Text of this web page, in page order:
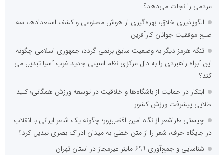
مردمی را نجات می‌دهد؟
الگوپذیری خلاق، بهره‌گیری از هوش مصنوعی و کشف استعدادها، سه
ضلع موفقیت جوانان کارآفرین
تنگه هرمز دیگر به وضعیت سابق برنمی گردد؛ جمهوری اسلامی چگونه
این آبراه راهبردی را به دال مرکزی نظم امنیتی جدید غرب آسیا تبدیل می
کند؟
ابتکار در حمایت از باشگاه‌ها و خلاقیت در توسعه ورزش همگانی؛ کلید
طلایی پیشرفت ورزش کشور
چیستی طراشعر از نگاه امین افضل‌پور؛ چگونه یک شاعر ایرانی با انقلاب
در جایگاه حرف، شعر را از متن خطی به میدان ادراک بصری تبدیل کرد؟
شناسایی و جمع‌آوری 699 ماینر غیرمجاز در استان تهران